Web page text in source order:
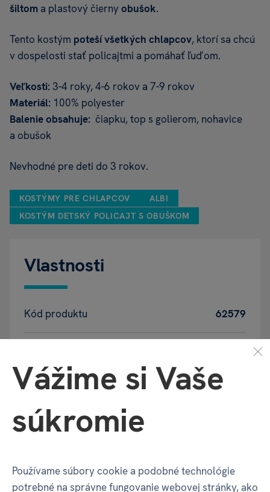
šiltom a plastový čiernyobušok.
Tento kostým poteší všetkých chlapcov, ktorí sa chcú
v dospelosti stať policajtmi a pomáhať ľuďom.
Veľkosti: 3-4 roky, 4-6 rokov a 7-9 rokov
Materiál: 100% polyester
Balenie obsahuje: čiapku, top s golierom, nohavice
a obušok
Nevhodné pre deti do 3 rokov.
KOSTÝMY PRE CHLAPCOV
ALBI
KOSTÝM DETSKÝ POLICAJT S OBUŠKOM
Vlastnosti
Kód produktu 62579
Katalógové číslo
Veľkosť
Balenie produktu
Vážime si Vaše
súkromie
Používame súbory cookie a podobné technológie
potrebné na správne fungovanie webovej stránky, ako